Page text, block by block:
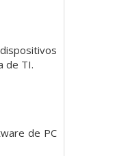
de TI.
de PC